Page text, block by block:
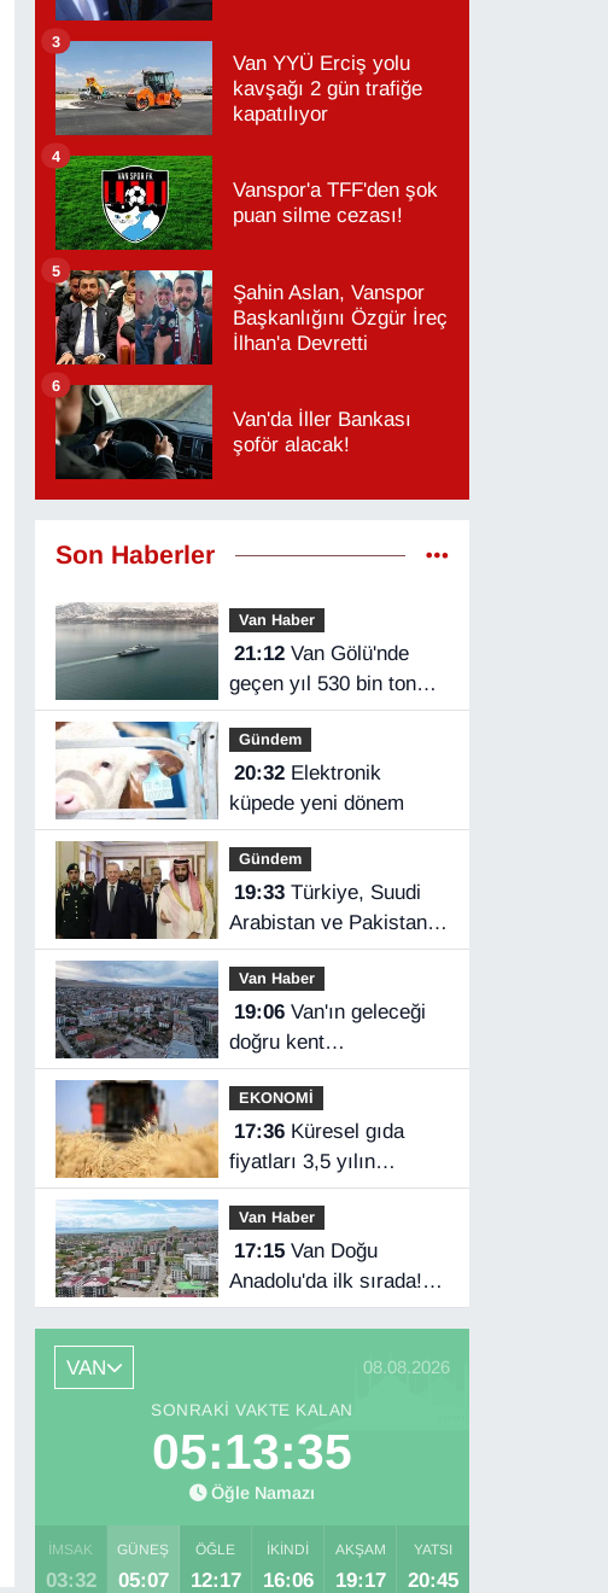
Van YYÜ Erciş yolu
kavşağı 2 gün trafiğe
kapatılıyor
3
Vanspor'a TFF'den şok
puan silme cezası!
4
Şahin Aslan, Vanspor
Başkanlığını Özgür İreç
İlhan'a Devretti
5
Van'da İller Bankası
şoför alacak!
6
Son Haberler
Van Haber
21:12Van Gölü'nde
geçen yıl 530 bin ton
yük taşındı
Gündem
20:32Elektronik
küpede yeni dönem
Gündem
19:33Türkiye, Suudi
Arabistan ve Pakistan
üçlü savunma
anlaşması imzaladı
Van Haber
19:06Van'ın geleceği
doğru kent
planlamasında
EKONOMİ
17:36Küresel gıda
fiyatları 3,5 yılın
zirvesinde
Van Haber
17:15Van Doğu
Anadolu'da ilk sırada!
Bakanlık verileri
VAN
08.08.2026
SONRAKI VAKTE KALAN
05:13:34
Öğle Namazı
İMSAK
03:32
GÜNEŞ
05:07
ÖĞLE
12:17
İKINDI
16:06
AKŞAM
19:17
YATSI
20:45